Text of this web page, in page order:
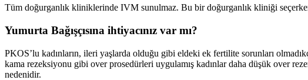
Tüm doğurganlık kliniklerinde IVM sunulmaz. Bu bir doğurganlık kliniği
Yumurta Bağışçısına ihtiyacınız var mı?
PKOS’lu kadınların, ileri yaşlarda olduğu gibi eldeki ek fertilite sorunları
kama rezeksiyonu gibi over prosedürleri uygulamış kadınlar daha düşük over
nedenidir.